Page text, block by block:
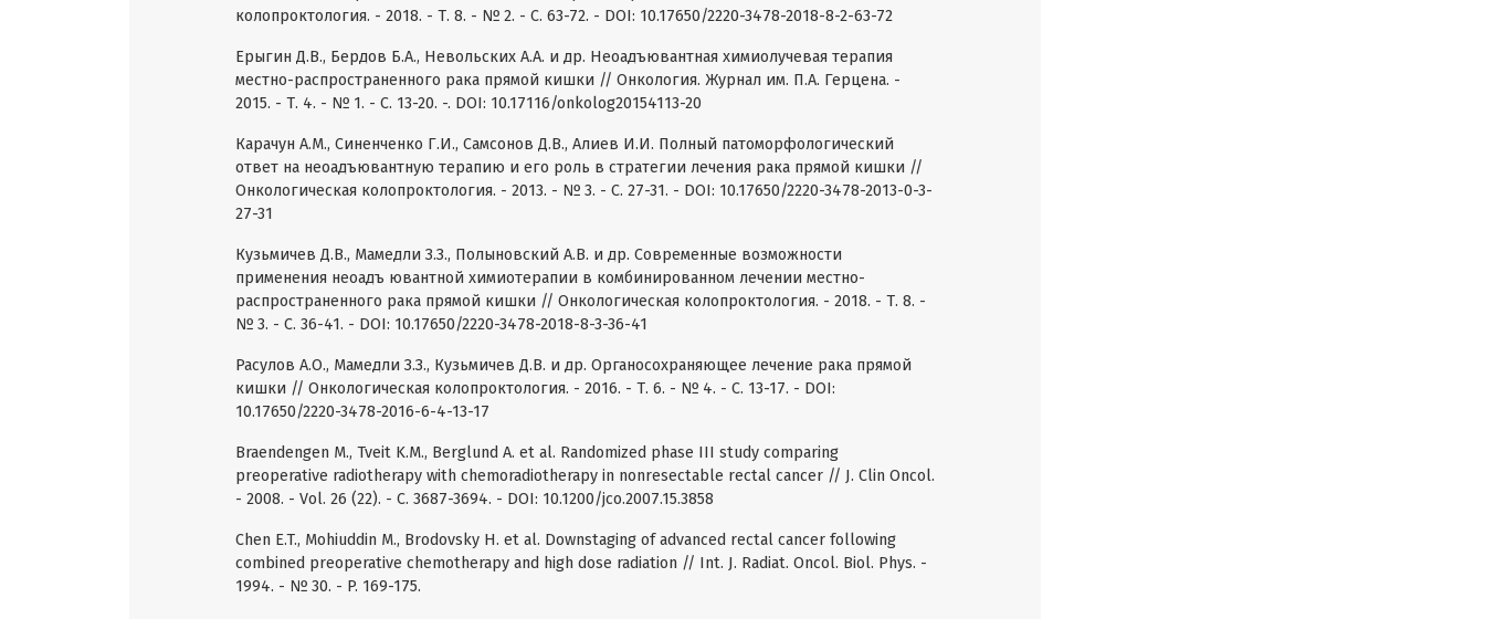
колопроктология. - 2018. - Т. 8. - № 2. - C. 63-72. - DOI: 10.17650/2220-3478-2018-8-2-63-72
Ерыгин Д.В., Бердов Б.А., Невольских A.A. и др. Неоадъювантная химиолучевая терапия
местно-распространенного рака прямой кишки // Онкология. Журнал им. П.А. Герцена. -
2015. - Т. 4. - № 1. - С. 13-20. -. DOI: 10.17116/onkolog20154113-20
Карачун А.М., Синенченко Г.И., Самсонов Д.В., Алиев И.И. Полный патоморфологический
ответ на неоадъювантную терапию и его роль в стратегии лечения рака прямой кишки //
Онкологическая колопроктология. - 2013. - № 3. - С. 27-31. - DOI: 10.17650/2220-3478-2013-0-3-
27-31
Кузьмичев Д.В., Мамедли З.З., Полыновский А.В. и др. Современные возможности
применения неоадъ ювантной химиотерапии в комбинированном лечении местно-
распространенного рака прямой кишки // Онкологическая колопроктология. - 2018. - Т. 8. -
№ 3. - С. 36-41. - DOI: 10.17650/2220-3478-2018-8-3-36-41
Расулов А.О., Мамедли З.З., Кузьмичев Д.В. и др. Органосохраняющее лечение рака прямой
кишки // Онкологическая колопроктология. - 2016. - Т. 6. - № 4. - С. 13-17. - DOI:
10.17650/2220-3478-2016-6-4-13-17
Braendengen M., Tveit K.M., Berglund A. et al. Randomized phase III study comparing
preoperative radiotherapy with chemoradiotherapy in nonresectable rectal cancer // J. Clin Oncol.
- 2008. - Vol. 26 (22). - С. 3687-3694. - DOI: 10.1200/jco.2007.15.3858
Chen E.T., Mohiuddin M., Brodovsky H. et al. Downstaging of advanced rectal cancer following
combined preoperative chemotherapy and high dose radiation // Int. J. Radiat. Oncol. Biol. Phys. -
1994. - № 30. - P. 169-175.